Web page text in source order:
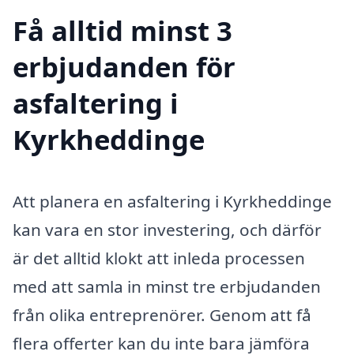
Få alltid minst 3
erbjudanden för
asfaltering i
Kyrkheddinge
Att planera en asfaltering i Kyrkheddinge
kan vara en stor investering, och därför
är det alltid klokt att inleda processen
med att samla in minst tre erbjudanden
från olika entreprenörer. Genom att få
flera offerter kan du inte bara jämföra